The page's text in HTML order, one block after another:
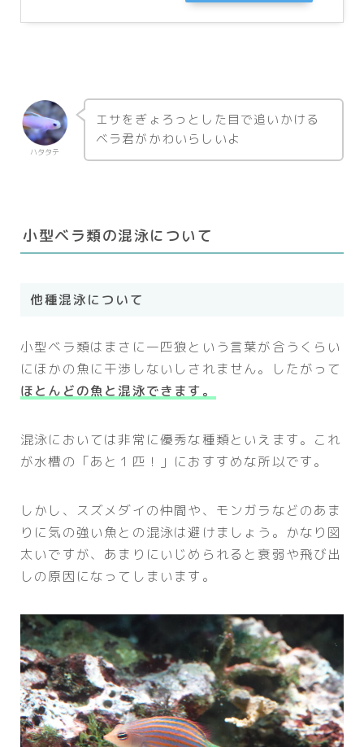
ハタタテ
エサをぎょろっとした目で追いかける
ベラ君がかわいらしいよ
小型ベラ類の混泳について
他種混泳について
小型ベラ類はまさに一匹狼という言葉が合うくらい
にほかの魚に干渉しないしされません。したがって
ほとんどの魚と混泳できます。
混泳においては非常に優秀な種類といえます。これ
が水槽の「あと１匹！」におすすめな所以です。
しかし、スズメダイの仲間や、モンガラなどのあま
りに気の強い魚との混泳は避けましょう。かなり図
太いですが、あまりにいじめられると衰弱や飛び出
しの原因になってしまいます。